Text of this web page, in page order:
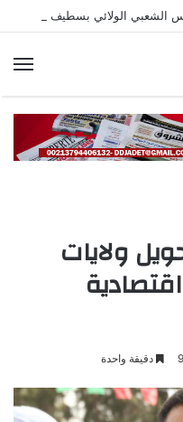
ولايات
دقيقة واحدة